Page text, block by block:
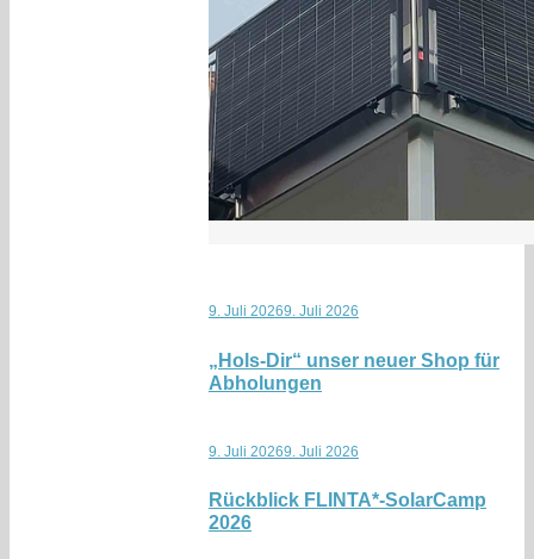
9. Juli 20269. Juli 2026
„Hols-Dir“ unser neuer Shop für
Abholungen
9. Juli 20269. Juli 2026
Rückblick FLINTA*-SolarCamp
2026